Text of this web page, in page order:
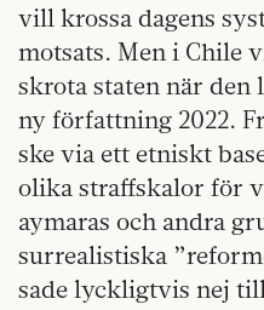
vill krossa dagens
motsats. Men i Chile
skrota staten när
ny författning 2022.
ske via ett etniskt
olika straffskalor för
aymaras och andra
surrealistiska
sade lyckligtvis nej